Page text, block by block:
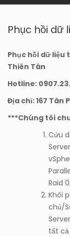
Phục hồi dữ
Phục hồi dữ liệu
Thiên Tân
Hotline:
Địa chỉ: 167 Tân
***Chúng tôi
Cứu
Raid
Khôi
chủ/
tất cả